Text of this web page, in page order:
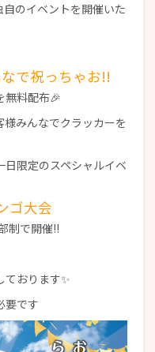
のイベントを開催いた
で祝っちゃお!!
無料配布🎉
みんなでクラッカーを
限定のスペシャルイベ
ゴ大会
制で開催!!
おります✨
要です